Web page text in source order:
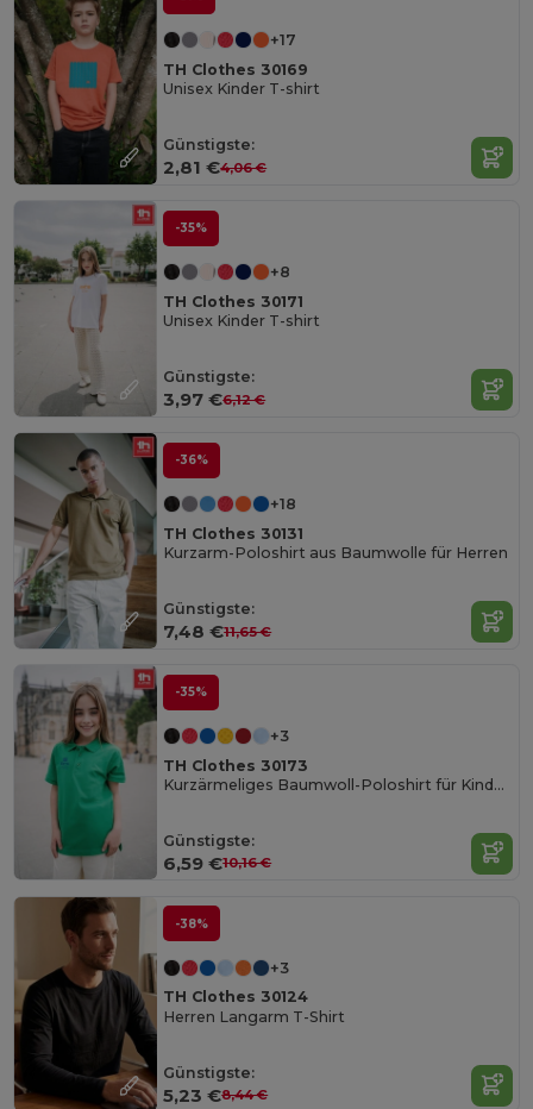
+17
TH Clothes 30169
Unisex Kinder T-shirt
Günstigste:
2,81 €4,06 €
-35%
+8
TH Clothes 30171
Unisex Kinder T-shirt
Günstigste:
3,97 €6,12 €
-36%
+18
TH Clothes 30131
Kurzarm-Poloshirt aus Baumwolle für Herren
Günstigste:
7,48 €11,65 €
-35%
+3
TH Clothes 30173
Kurzärmeliges Baumwoll-Poloshirt für Kinder (unisex)
Günstigste:
6,59 €10,16 €
-38%
+3
TH Clothes 30124
Herren Langarm T-Shirt
Günstigste:
5,23 €8,44 €